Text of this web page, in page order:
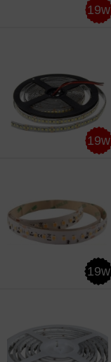
19w
19w
19w